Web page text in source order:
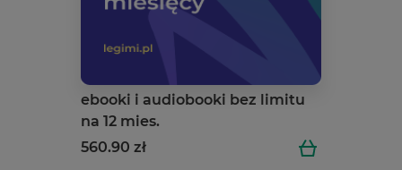
ebooki i audiobooki bez limitu
na 12 mies.
560.90 zł